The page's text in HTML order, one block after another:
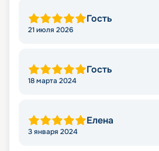
Гость
21 июля 2026
Гость
18 марта 2024
Елена
3 января 2024